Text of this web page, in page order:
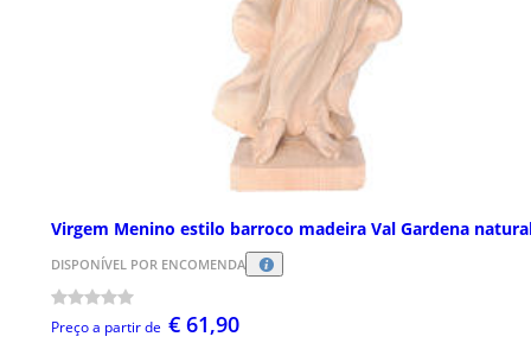
Virgem Menino estilo barroco madeira Val Gardena
DISPONÍVEL POR ENCOMENDA
Preço a partir de € 61,90